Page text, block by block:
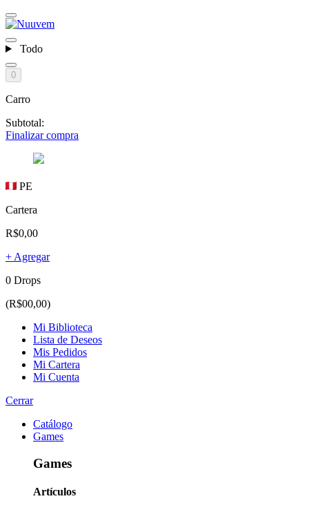
Todo
0
Carro
Subtotal:
Finalizar compra
PE
Cartera
R$0,00
+ Agregar
0 Drops
(R$00,00)
Mi Biblioteca
Lista de Deseos
Mis Pedidos
Mi Cartera
Mi Cuenta
Cerrar
Catálogo
Games
Games
Artículos